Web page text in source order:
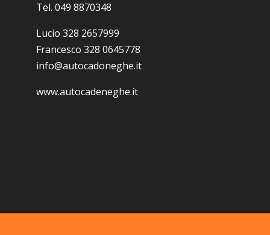
Tel. 049 8870348
Lucio 328 2657999
Francesco 328 0645778
info@autocadoneghe.it
www.autocadeneghe.it